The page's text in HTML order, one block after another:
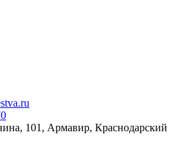
101, Армавир, Краснодарский